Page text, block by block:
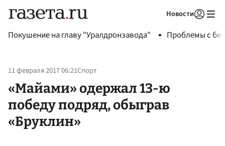
Новости
Покушение на главу "Уралдронзавода" Проблемы с
11 февраля 2017 06:21Спорт
«Майами» одержал 13-ю
победу подряд, обыграв
«Бруклин»